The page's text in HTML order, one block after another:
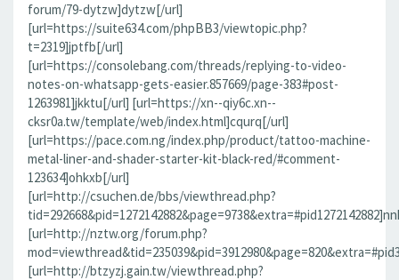
forum/79-dytzw]dytzw[/url]
[url=https://suite634.com/phpBB3/viewtopic.php?
t=2319]jptfb[/url]
[url=https://consolebang.com/threads/replying-to-video-
notes-on-whatsapp-gets-easier.857669/page-383#post-
1263981]jkktu[/url] [url=https://xn--qiy6c.xn--
cksr0a.tw/template/web/index.html]cqurq[/url]
[url=https://pace.com.ng/index.php/product/tattoo-machine-
metal-liner-and-shader-starter-kit-black-red/#comment-
123634]ohkxb[/url]
[url=http://csuchen.de/bbs/viewthread.php?
[url=http://nztw.org/forum.php?
[url=http://btzyzj.gain.tw/viewthread.php?